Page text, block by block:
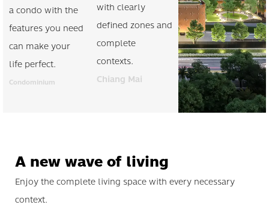
a condo with the
features you need
can make your
life perfect.
Condominium
with clearly
defined zones and
complete
contexts.
Chiang Mai
A new wave of living
Enjoy the complete living space with every necessary
context.